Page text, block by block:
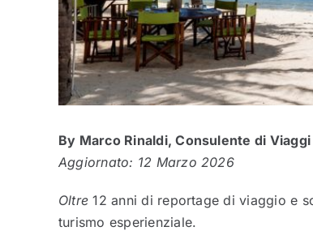
By Marco Rinaldi, Consulente di Viaggi
Aggiornato: 12 Marzo 2026
Oltre 12 anni di reportage di viaggio e
turismo esperienziale.